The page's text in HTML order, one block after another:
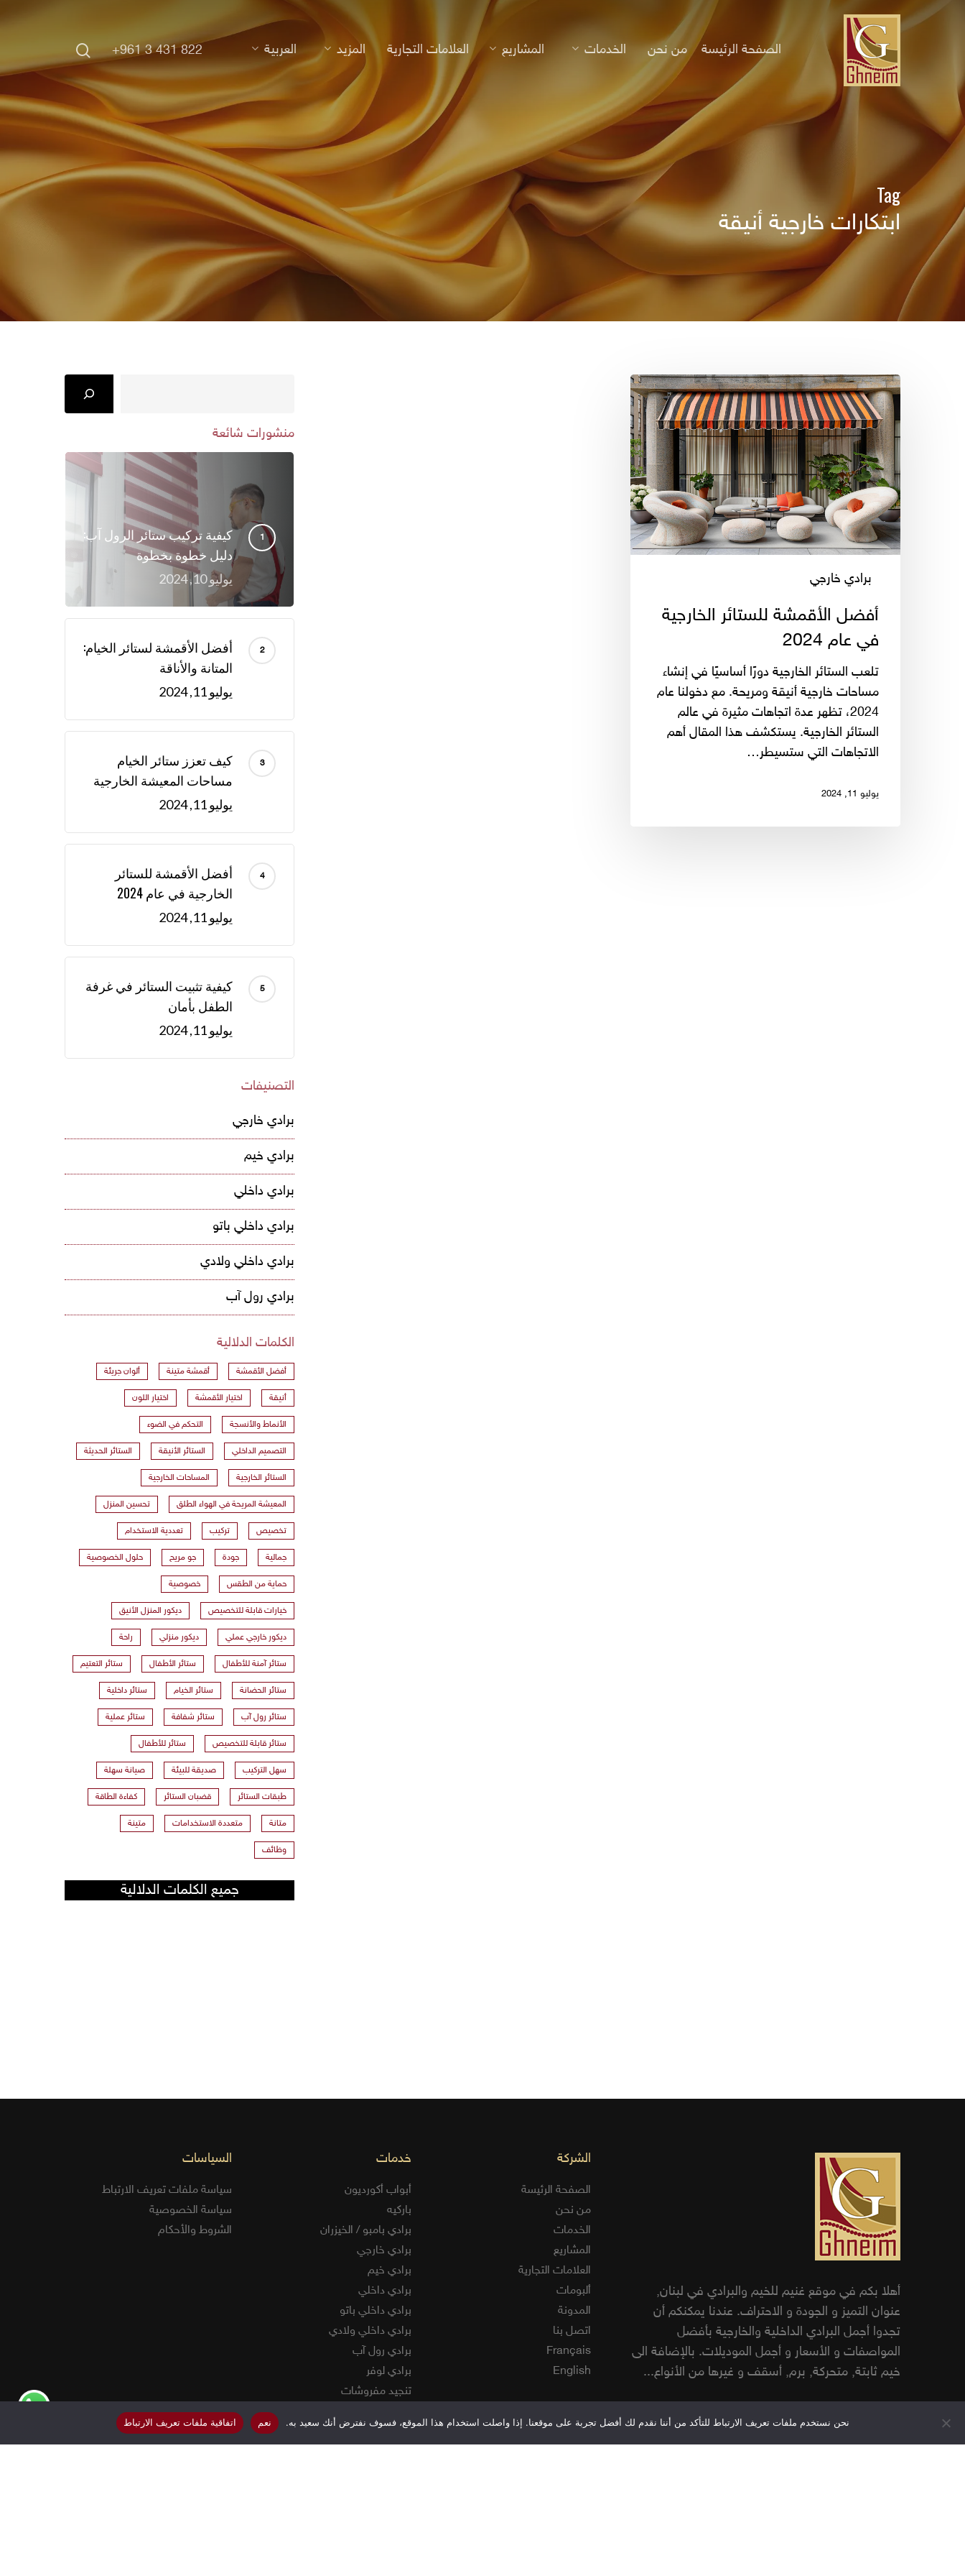
Skip
Hit enter to search or ESC to close
الصفحة الرئيسة من نحن الخدمات المشاريع العلامات التجارية المزيد العربية +961 3 431 822
search
Tag
ابتكارات خارجية أنيقة
أفضل
الأقمشة
للستائر
الخارجية
في
عام
2024
برادي خارجي
أفضل الأقمشة للستائر الخارجية
في عام 2024
تلعب الستائر الخارجية دورًا أساسيًا في إنشاء
مساحات خارجية أنيقة ومريحة. مع دخولنا عام
2024، تظهر عدة اتجاهات مثيرة في عالم
الستائر الخارجية. يستكشف هذا المقال أهم
الاتجاهات التي ستسيطر…
يوليو 11, 2024
منشورات شائعة
كيفية تركيب ستائر الرول آب:
دليل خطوة بخطوة
يوليو 10, 2024
أفضل الأقمشة لستائر الخيام:
المتانة والأناقة
يوليو 11, 2024
كيف تعزز ستائر الخيام
مساحات المعيشة الخارجية
يوليو 11, 2024
أفضل الأقمشة للستائر
الخارجية في عام 2024
يوليو 11, 2024
كيفية تثبيت الستائر في غرفة
الطفل بأمان
يوليو 11, 2024
التصنيفات
برادي خارجي
برادي خيم
برادي داخلي
برادي داخلي باتو
برادي داخلي ولادي
برادي رول آب
الكلمات الدلالية
أفضل الأقمشة أقمشة متينة ألوان جريئة
أنيقة اختيار الأقمشة اختيار اللون
الأنماط والأنسجة التحكم في الضوء
التصميم الداخلي الستائر الأنيقة الستائر الحديثة
الستائر الخارجية المساحات الخارجية
المعيشة المريحة في الهواء الطلق تحسين المنزل
تخصيص تركيب تعددية الاستخدام
جمالية جودة جو مريح حلول الخصوصية
حماية من الطقس خصوصية
خيارات قابلة للتخصيص ديكور المنزل الأنيق
ديكور خارجي عملي ديكور منزلي راحة
ستائر آمنة للأطفال ستائر الأطفال ستائر التعتيم
ستائر الحضانة ستائر الخيام ستائر داخلية
ستائر رول آب ستائر شفافة ستائر عملية
ستائر قابلة للتخصيص ستائر للأطفال
سهل التركيب صديقة للبيئة صيانة سهلة
طبقات الستائر قضبان الستائر كفاءة الطاقة
متانة متعددة الاستخدامات متينة
وظائف
جميع الكلمات الدلالية
أهلا بكم في موقع غنيم للخيم والبرادي في لبنان,
عنوان التميز و الجودة و الاحتراف. عندنا يمكنكم أن
تجدوا أجمل البرادي الداخلية والخارجية بأفضل
المواصفات و الأسعار و أجمل الموديلات. بالإضافة الى
خيم ثابتة, متحركة, برم, أسقف و غيرها من الأنواع...
الشركة
الصفحة الرئيسة
من نحن
الخدمات
المشاريع
العلامات التجارية
ألبومات
المدونة
اتصل بنا
Français
English
خدمات
أبواب أكورديون
باركيه
برادي بامبو / الخيزران
برادي خارجي
برادي خيم
برادي داخلي
برادي داخلي باتو
برادي داخلي ولادي
برادي رول آب
برادي لوفر
تنجيد مفروشات
فينيل
السياسات
سياسة ملفات تعريف الارتباط
سياسة الخصوصية
الشروط والأحكام
نحن نستخدم ملفات تعريف الارتباط للتأكد من أننا نقدم لك أفضل تجربة على موقعنا. إذا واصلت استخدام هذا الموقع، فسوف نفترض أنك سعيد به. نعم اتفاقية ملفات تعريف الارتباط